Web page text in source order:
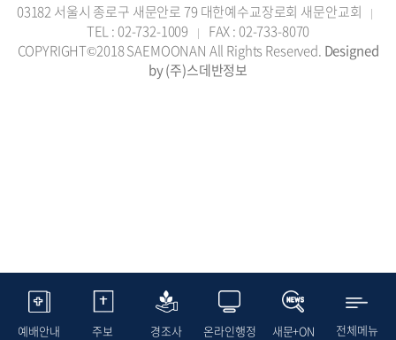
03182 서울시 종로구 새문안로 79 대한예수교장로회 새문안교회 |
TEL : 02-732-1009 |
FAX : 02-733-8070
COPYRIGHT©2018 SAEMOONAN All Rights Reserved. Designed
by (주)스데반정보
예배안내 주보 경조사 온라인행정 새문+ON 전체메뉴